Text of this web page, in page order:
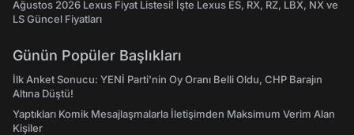
Ağustos 2026 Lexus Fiyat Listesi! İşte Lexus ES, RX, RZ, LBX, NX ve
LS Güncel Fiyatları
Günün Popüler Başlıkları
İlk Anket Sonucu: YENİ Parti'nin Oy Oranı Belli Oldu, CHP Barajın
Altına Düştü!
Yaptıkları Komik Mesajlaşmalarla İletişimden Maksimum Verim Alan
Kişiler